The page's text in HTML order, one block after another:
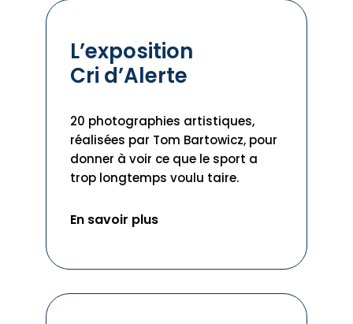
L’exposition
Cri d’Alerte
20 photographies artistiques,
réalisées par Tom Bartowicz, pour
donner à voir ce que le sport a
trop longtemps voulu taire.
En savoir plus